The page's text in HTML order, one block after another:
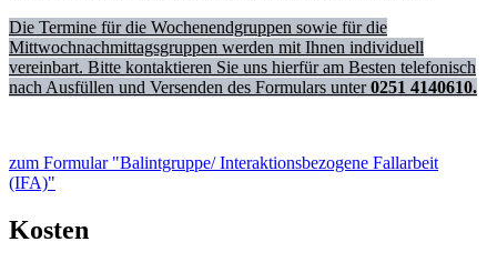
Die Termine für die Wochenendgruppen sowie für die
Mittwochnachmittagsgruppen werden mit Ihnen individuell
vereinbart. Bitte kontaktieren Sie uns hierfür am Besten telefonisch
nach Ausfüllen und Versenden des Formulars unter0251 4140610.
zum Formular "Balintgruppe/ Interaktionsbezogene Fallarbeit
(IFA)"
Kosten